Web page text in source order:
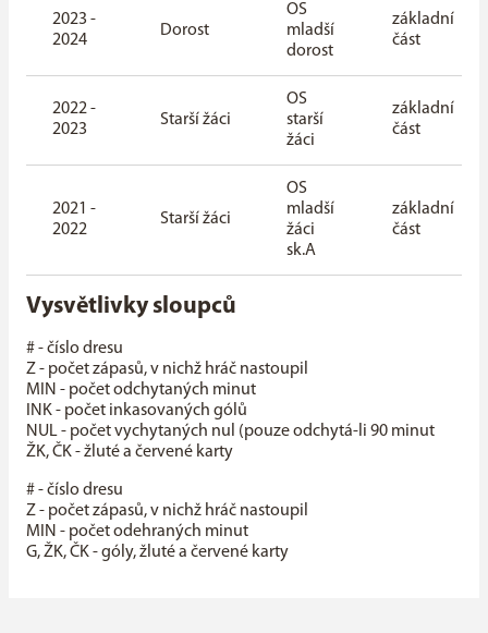
2023 -
2024
Dorost
OS
mladší
dorost
základní
část
2022 -
2023
Starší žáci
OS
starší
žáci
základní
část
2021 -
2022
Starší žáci
OS
mladší
žáci
sk.A
základní
část
Vysvětlivky sloupců
# - číslo dresu
Z - počet zápasů, v nichž hráč nastoupil
MIN - počet odchytaných minut
INK - počet inkasovaných gólů
NUL - počet vychytaných nul (pouze odchytá-li 90 minut
ŽK, ČK - žluté a červené karty
# - číslo dresu
Z - počet zápasů, v nichž hráč nastoupil
MIN - počet odehraných minut
G, ŽK, ČK - góly, žluté a červené karty